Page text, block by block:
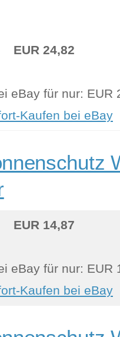
EUR 24,82
eBay für nur: EUR
Kaufen bei eBay
EUR 14,87
eBay für nur: EUR
Kaufen bei eBay